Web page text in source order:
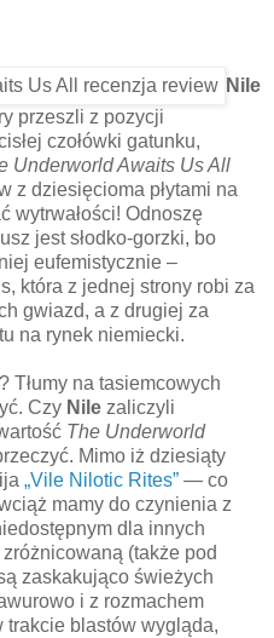
Nile
przeszli z pozycji
czołówki gatunku,
Underworld Awaits Us All
z dziesięcioma płytami na
wytrwałości! Odnoszę
jest słodko-gorzki, bo
eufemistycznie –
która z jednej strony robi za
gwiazd, a z drugiej za
na rynek niemiecki.
Tłumy na tasiemcowych
Czy Nile zaliczyli
The Underworld
Mimo iż dziesiąty
„Vile Nilotic Rites” — co
mamy do czynienia z
dla innych
(także pod
zaskakująco świeżych
i z rozmachem
blastów wygląda,